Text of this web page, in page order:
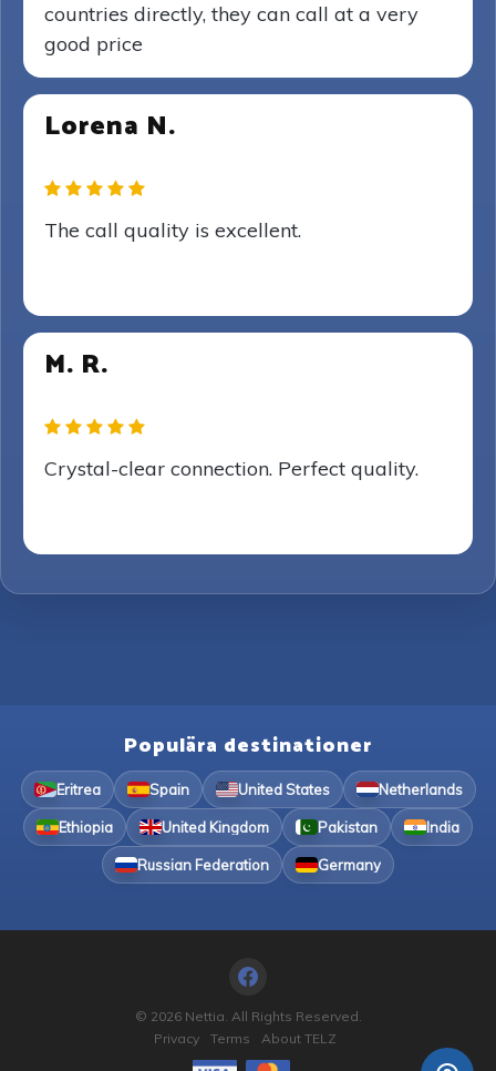
countries directly, they can call at a very
good price
Lorena N.
The call quality is excellent.
M. R.
Crystal-clear connection. Perfect quality.
Populära destinationer
Eritrea Spain United States Netherlands
Ethiopia United Kingdom Pakistan India
Russian Federation Germany
© 2026 Nettia. All Rights Reserved.
Privacy
Terms About TELZ